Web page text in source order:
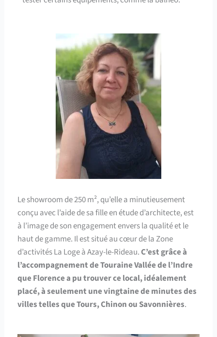
Le showroom de 250 m², qu’elle a minutieusement
conçu avec l’aide de sa fille en étude d’architecte, est
à l’image de son engagement envers la qualité et le
haut de gamme. Il est situé au cœur de la Zone
d’activités La Loge à Azay-le-Rideau.C’est grâce à
l’accompagnement de Touraine Vallée de l’Indre
que Florence a pu trouver ce local, idéalement
placé, à seulement une vingtaine de minutes des
villes telles que Tours, Chinon ou Savonnières.